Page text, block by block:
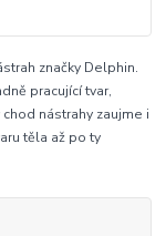
značky Delphin.
pracující tvar,
nástrahy zaujme i
těla až po ty